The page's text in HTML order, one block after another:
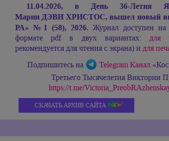
11.04.2026, в День 36-Летия
Марии ДЭВИ ХРИСТОС,вышел новый
РА» № 1 (58), 2026. Журнал доступен
формате pdf в двух вариантах: для
рекомендуется для чтения с экрана) и для
Подпишитесь на
Telegram Канал
Третьего Тысячелетия Виктории
https://t.me/
СКАЧАТЬ АРХИВ САЙТА